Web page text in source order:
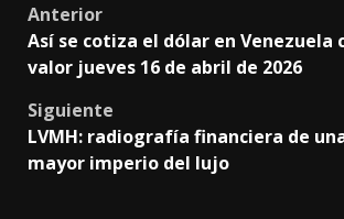
Post
navigation
Anterior
Así se cotiza el dólar en Venezuela
valor jueves 16 de abril de 2026
Siguiente
LVMH: radiografía financiera de
mayor imperio del lujo